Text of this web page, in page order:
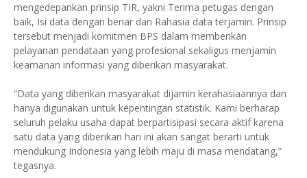
mengedepankan prinsip TIR, yakni Terima petugas dengan
baik, Isi data dengan benar dan Rahasia data terjamin. Prinsip
tersebut menjadi komitmen BPS dalam memberikan
pelayanan pendataan yang profesional sekaligus menjamin
keamanan informasi yang diberikan masyarakat.
“Data yang diberikan masyarakat dijamin kerahasiaannya dan
hanya digunakan untuk kepentingan statistik. Kami berharap
seluruh pelaku usaha dapat berpartisipasi secara aktif karena
satu data yang diberikan hari ini akan sangat berarti untuk
mendukung Indonesia yang lebih maju di masa mendatang,”
tegasnya.